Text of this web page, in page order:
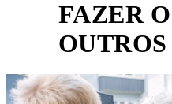
FAZER
OUTROS